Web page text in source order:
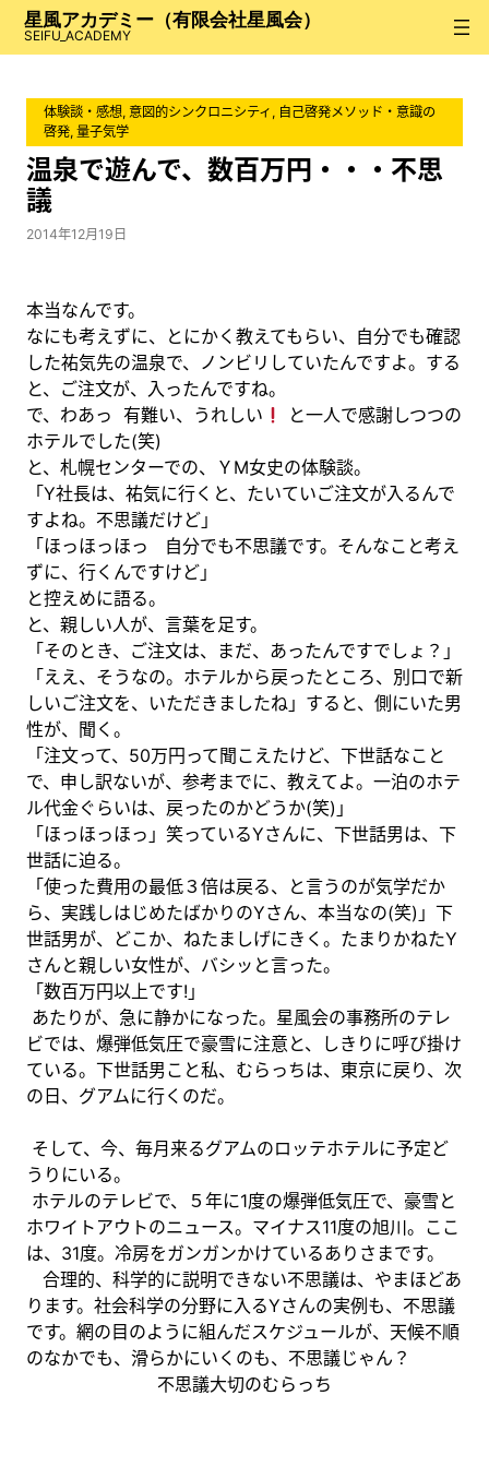
星風アカデミー（有限会社星風会）
SEIFU_ACADEMY
体験談・感想, 意図的シンクロニシティ , 自己啓発メソッド・意識の
啓発, 量子気学
温泉で遊んで、数百万円・・・不思
議
2014年12月19日
本当なんです。
なにも考えずに、とにかく教えてもらい、自分でも確認
した祐気先の温泉で、ノンビリしていたんですよ。する
と、ご注文が、入ったんですね。
で、わあっ 有難い、うれしい
と一人で感謝しつつの
ホテルでした(笑)
と、札幌センターでの、ＹM女史の体験談。
「Y社長は、祐気に行くと、たいていご注文が入るんで
すよね。不思議だけど」
「ほっほっほっ 自分でも不思議です。そんなこと考え
ずに、行くんですけど」
と控えめに語る。
と、親しい人が、言葉を足す。
「そのとき、ご注文は、まだ、あったんですでしょ？」
「ええ、そうなの。ホテルから戻ったところ、別口で新
しいご注文を、いただきましたね」すると、側にいた男
性が、聞く。
「注文って、50万円って聞こえたけど、下世話なこと
で、申し訳ないが、参考までに、教えてよ。一泊のホテ
ル代金ぐらいは、戻ったのかどうか(笑)」
「ほっほっほっ」笑っているYさんに、下世話男は、下
世話に迫る。
「使った費用の最低３倍は戻る、と言うのが気学だか
ら、実践しはじめたばかりのYさん、本当なの(笑)」下
世話男が、どこか、ねたましげにきく。たまりかねたY
さんと親しい女性が、バシッと言った。
「数百万円以上です!」
あたりが、急に静かになった。星風会の事務所のテレ
ビでは、爆弾低気圧で豪雪に注意と、しきりに呼び掛け
ている。下世話男こと私、むらっちは、東京に戻り、次
の日、グアムに行くのだ。
そして、今、毎月来るグアムのロッテホテルに予定ど
うりにいる。
ホテルのテレビで、５年に1度の爆弾低気圧で、豪雪と
ホワイトアウトのニュース。マイナス11度の旭川。ここ
は、31度。冷房をガンガンかけているありさまです。
合理的、科学的に説明できない不思議は、やまほどあ
ります。社会科学の分野に入るYさんの実例も、不思議
です。網の目のように組んだスケジュールが、天候不順
のなかでも、滑らかにいくのも、不思議じゃん？
不思議大切のむらっち